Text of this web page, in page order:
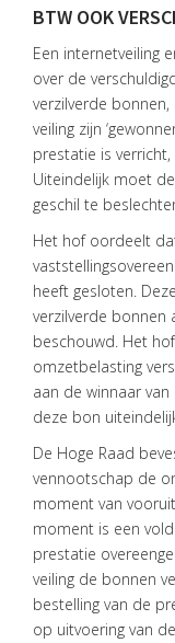
HOME
DIENSTEN
OVER
VISIE
ONS
TEAM
ACTUEEL
VACATURES
CONTACT
BTW OOK
Een internetveiling
over de
verzilverde
veiling zijn
prestatie is
Uiteindelijk moet
geschil te
Het hof oordeelt
heeft gesloten.
verzilverde
beschouwd. Het
omzetbelasting
aan de winnaar
deze bon
De Hoge Raad
vennootschap de
moment van
moment is een
prestatie
veiling de bonnen
bestelling van de
op uitvoering van